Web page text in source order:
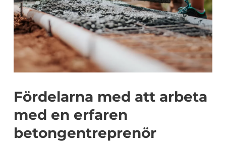
Fördelarna med att arbeta
med en erfaren
betongentreprenör